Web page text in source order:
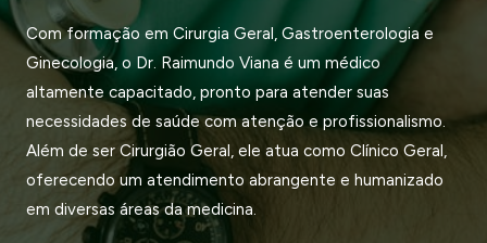
Com formação em Cirurgia Geral, Gastroenterologia e
Ginecologia, o Dr. Raimundo Viana é um médico
altamente capacitado, pronto para atender suas
necessidades de saúde com atenção e profissionalismo.
Além de ser Cirurgião Geral, ele atua como Clínico Geral,
oferecendo um atendimento abrangente e humanizado
em diversas áreas da medicina.